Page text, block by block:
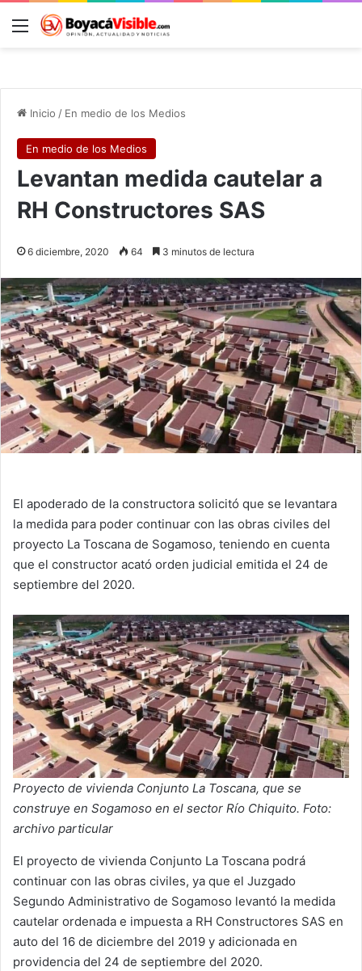
Menú
Inicio / En medio de los Medios
En medio de los Medios
Levantan medida cautelar a
RH Constructores SAS
6 diciembre, 2020 64 3 minutos de lectura
El apoderado de la constructora solicitó que se levantara
la medida para poder continuar con las obras civiles del
proyecto La Toscana de Sogamoso, teniendo en cuenta
que el constructor acató orden judicial emitida el 24 de
septiembre del 2020.
Proyecto de vivienda Conjunto La Toscana, que se
construye en Sogamoso en el sector Río Chiquito. Foto:
archivo particular
El proyecto de vivienda Conjunto La Toscana podrá
continuar con las obras civiles, ya que el Juzgado
Segundo Administrativo de Sogamoso levantó la medida
cautelar ordenada e impuesta a RH Constructores SAS en
auto del 16 de diciembre del 2019 y adicionada en
providencia del 24 de septiembre del 2020.